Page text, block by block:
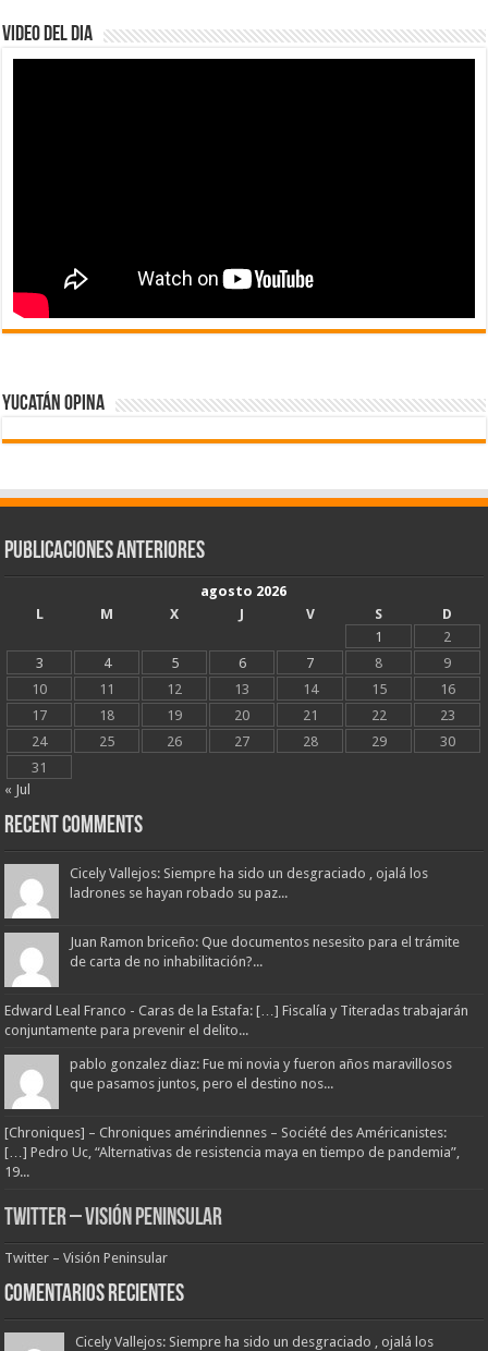
Video del dia
Yucatán Opina
Publicaciones Anteriores
agosto 2026
L
M X J V S
D
1
2
3
4 5 6 7 8
9
10
11 12 13 14 15
16
17
18 19 20 21 22
23
24
25 26 27 28 29
30
31
« Jul
Recent Comments
Cicely Vallejos: Siempre ha sido un desgraciado , ojalá los
ladrones se hayan robado su paz...
Juan Ramon briceño: Que documentos nesesito para el trámite
de carta de no inhabilitación?...
Edward Leal Franco - Caras de la Estafa: […] Fiscalía y Titeradas trabajarán
conjuntamente para prevenir el delito...
pablo gonzalez diaz: Fue mi novia y fueron años maravillosos
que pasamos juntos, pero el destino nos...
[Chroniques] – Chroniques amérindiennes – Société des Américanistes:
[…] Pedro Uc, “Alternativas de resistencia maya en tiempo de pandemia”,
19...
Twitter – Visión Peninsular
Twitter – Visión Peninsular
Comentarios Recientes
Cicely Vallejos: Siempre ha sido un desgraciado , ojalá los